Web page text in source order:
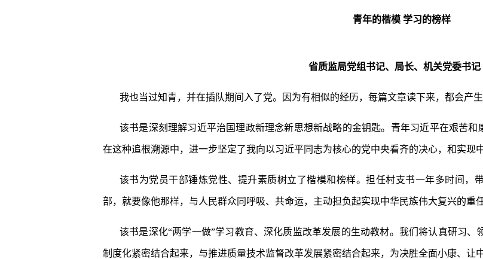
青年的楷模 学习的榜样
省质监局党组书记、局长、机关党委书记
我也当过知青，并在插队期间入了党。因为有相似的经历，每篇文章读下来，都会产
该书是深刻理解习近平治国理政新理念新思想新战略的金钥匙。青年习近平在艰苦
在这种追根溯源中，进一步坚定了我向以习近平同志为核心的党中央看齐的决心，和实现
该书为党员干部锤炼党性、提升素质树立了楷模和榜样。担任村支书一年多时间
部，就要像他那样，与人民群众同呼吸、共命运，主动担负起实现中华民族伟大复兴的重任
该书是深化“两学一做”学习教育、深化质监改革发展的生动教材。我们将认真研习
制度化紧密结合起来，与推进质量技术监督改革发展紧密结合起来，为决胜全面小康、让